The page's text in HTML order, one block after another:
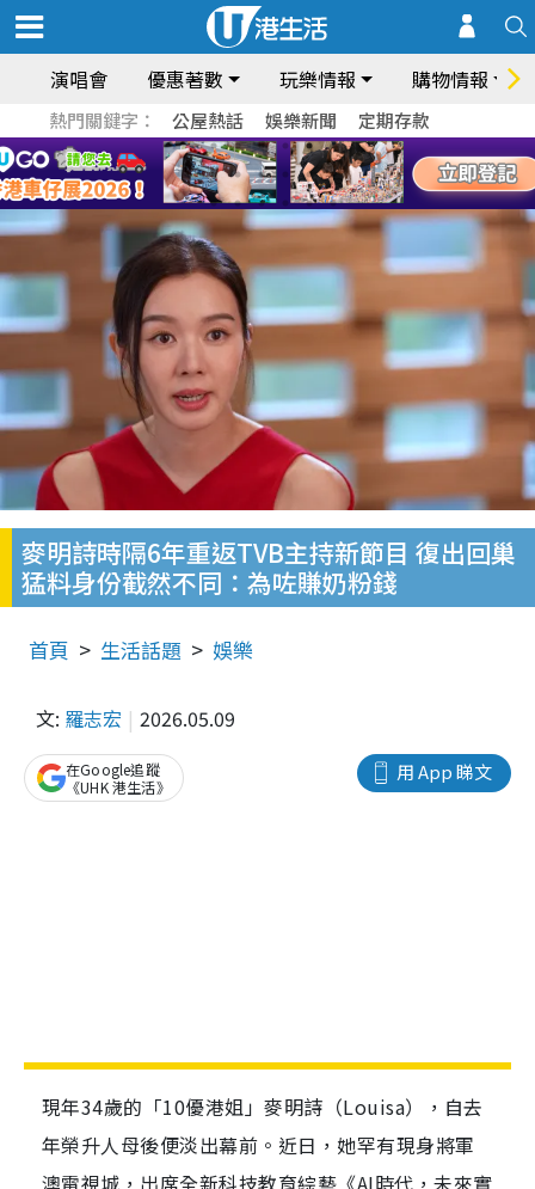
演唱會 優惠著數 玩樂情報 購物情報
熱門關鍵字： 公屋熱話 娛樂新聞 定期存款
麥明詩時隔6年重返TVB主持新節目 復出回巢
猛料身份截然不同：為咗賺奶粉錢
首頁 生活話題 娛樂
文: 羅志宏 2026.05.09
用 App 睇文
在Google追蹤
《UHK 港生活》
現年34歲的「10優港姐」麥明詩（Louisa），自去
年榮升人母後便淡出幕前。近日，她罕有現身將軍